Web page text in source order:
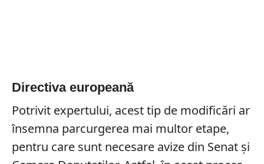
Directiva europeană
Potrivit expertului, acest tip de modificări ar
însemna parcurgerea mai multor etape,
pentru care sunt necesare avize din Senat și